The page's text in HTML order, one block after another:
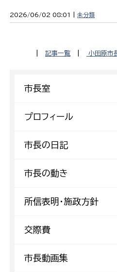
2026/06/02 08:01 | 未分類
記事一覧 小田原市
市長室
プロフィール
市長の日記
市長の動き
所信表明・施政方針
交際費
市長動画集